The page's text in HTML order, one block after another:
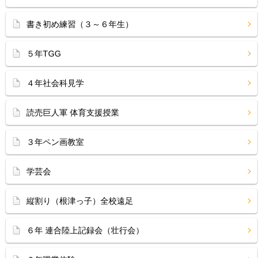
書き初め練習（３～６年生）
５年TGG
４年社会科見学
読売巨人軍 体育支援授業
３年ペン画教室
学芸会
縦割り（根津っ子）全校遠足
６年 連合陸上記録会（壮行会）